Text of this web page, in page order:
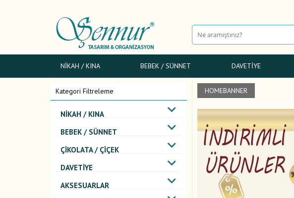
NIKAH / KINA BEBEK / SÜNNET DAVETIYE
Kategori Filtreleme
NIKAH / KINA
BEBEK / SÜNNET
ÇIKOLATA / ÇIÇEK
DAVETIYE
AKSESUARLAR
HOMEBANNER